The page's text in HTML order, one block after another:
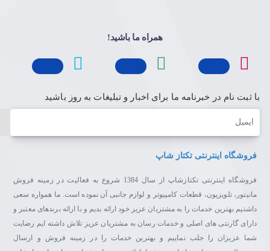
همراه ما باشید!
با ثبت نام در خبرنامه ما برای اخبار و تبلیغات به روز باشید
ایمیل
فروشگاه اینترنتی تکتاز شاپ
فروشگاه اینترنتی تکتازشاپ از سال 1384 شروع به فعالیت در زمینه فروش
مانیتور، تلویزیون، قطعات کامپیوتر و لوازم جانبی آن نموده است. ما همواره سعی
داشتیم بهترین خدمات را به مشتریان عزیز خود ارائه بدیم و با ارائه برندهای معتبر و
دارای گارنتی های اصلی و خدمات رسان به مشتریان عزیز تلاش داشته ایم رضایت
شما عزیزان را جلب نماییم و بهترین خدمات را در زمینه فروش و ارسال